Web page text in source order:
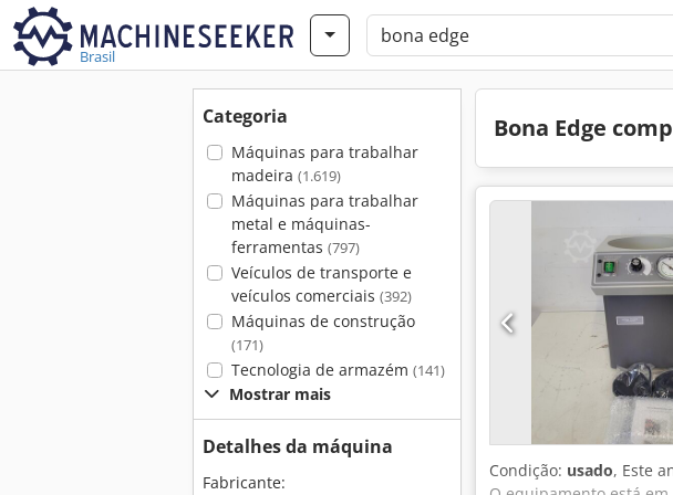
Brasil
Categoria
Máquinas para trabalhar
madeira (1.619)
Máquinas para trabalhar
metal e máquinas-
ferramentas (797)
Veículos de transporte e
veículos comerciais (392)
Máquinas de construção
(171)
Tecnologia de armazém (141)
Mostrar mais
Detalhes da máquina
Fabricante:
Bona Edge
Condição: usado, Este